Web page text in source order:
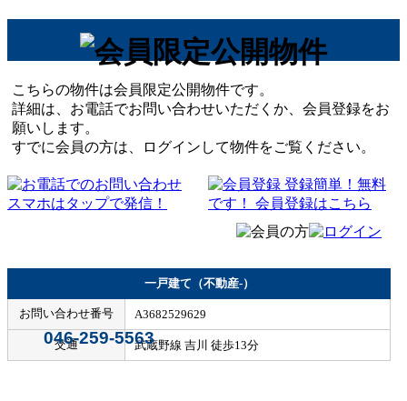
こちらの物件は会員限定公開物件です。
詳細は、お電話でお問い合わせいただくか、会員登録をお
願いします。
すでに会員の方は、ログインして物件をご覧ください。
046-259-5563
一戸建て（不動産-）
お問い合わせ番号 A3682529629
交通 武蔵野線 吉川 徒歩13分